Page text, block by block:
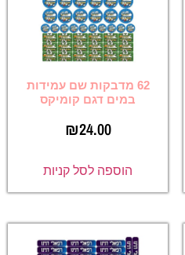
62 מדבקות שם עמידות
במים דגם קומיקס
₪24.00
הוספה לסל קניות